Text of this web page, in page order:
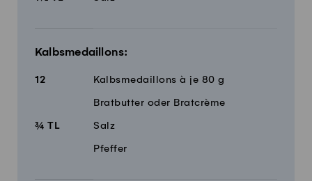
Kalbsmedaillons:
12 Kalbsmedaillons à je 80 g
Bratbutter oder Bratcrème
¾ TL Salz
Pfeffer